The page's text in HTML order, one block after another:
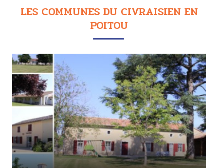
LES COMMUNES DU CIVRAISIEN EN
POITOU